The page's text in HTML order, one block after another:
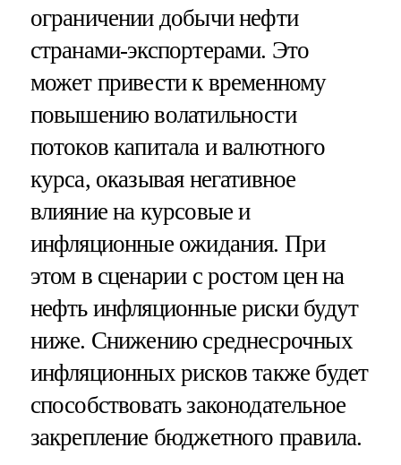
ограничении добычи нефти
странами-экспортерами. Это
может привести к временному
повышению волатильности
потоков капитала и валютного
курса, оказывая негативное
влияние на курсовые и
инфляционные ожидания. При
этом в сценарии с ростом цен на
нефть инфляционные риски будут
ниже. Снижению среднесрочных
инфляционных рисков также будет
способствовать законодательное
закрепление бюджетного правила.